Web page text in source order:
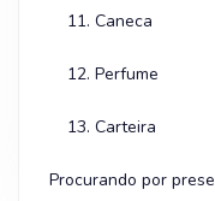
11. Caneca
12. Perfume
13. Carteira